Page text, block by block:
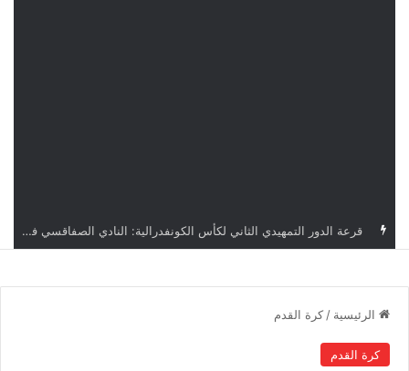
قرعة الدور التمهيدي الثاني لكأس الكونفدرالية: النادي الصفاقسي في مواجهة محتملة مع أمادو ديالو الإيفواري أو إيست إند السيراليوني
الرئيسية / كرة القدم
كرة القدم